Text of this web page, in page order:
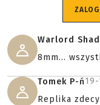
Warlord
8mm...
Tomek P-ń
Replika